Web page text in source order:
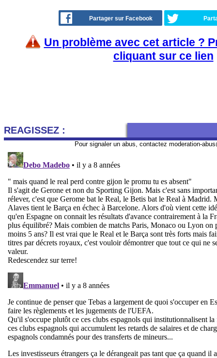
Partager sur Facebook
Un problème avec cet article ?
cliquant sur ce lien
REAGISSEZ :
Pour signaler un abus, contactez moderation-